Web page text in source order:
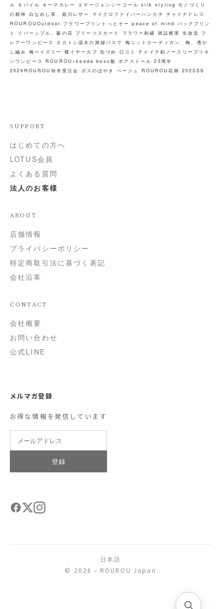
ル モバイル キーマカレー エマージェンシーコール silk styling モノづくり
の精神 白なめし革、姫川レザー マイクロファイバーハンカチ チャイナドレス
ROUROUOutdoor フラワープリントっとそー peace of mind バックプリン
ト
リバーシブル、藤の花 プリーツスカート フラワー刺繍 雑誌横濱 生放送
フ
レアーワンピース
タカトシ温水の路線バスで 梅ニットカーディガン、梅、透か
し編み 梅ペイズリー 蝶イヤーカフ 缶づめ 口コミ
チャイナ釦ノースリーブリネ
ンワンピース ROUROU×keeda boss飯 ボアストール 23周年
2024ROUROU秋冬受注会 ボスのぼやき ベージュ ROUROU花柄 2023SS
SUPPORT
はじめての方へ
LOTUS会員
よくある質問
法人のお客様
ABOUT
店舗情報
プライバシーポリシー
特定商取引法に基づく表記
会社沿革
CONTACT
会社概要
お問い合わせ
公式LINE
メルマガ登録
お得な情報を発信しています
登録
日本語
© 2026 - ROUROU Japan